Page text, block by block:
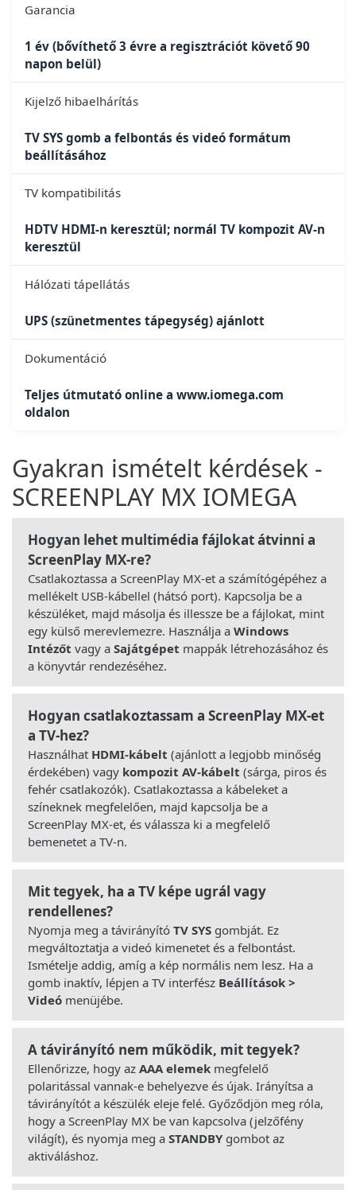
Garancia
1 év (bővíthető 3 évre a regisztrációt követő 90
napon belül)
Kijelző hibaelhárítás
TV SYS gomb a felbontás és videó formátum
beállításához
TV kompatibilitás
HDTV HDMI-n keresztül; normál TV kompozit AV-n
keresztül
Hálózati tápellátás
UPS (szünetmentes tápegység) ajánlott
Dokumentáció
Teljes útmutató online a www.iomega.com
oldalon
Gyakran ismételt kérdések -
SCREENPLAY MX IOMEGA
Hogyan lehet multimédia fájlokat átvinni a
ScreenPlay MX-re?
Csatlakoztassa a ScreenPlay MX-et a számítógépéhez a
mellékelt USB-kábellel (hátsó port). Kapcsolja be a
készüléket, majd másolja és illessze be a fájlokat, mint
egy külső merevlemezre. Használja a Windows
Intézőt vagy a Sajátgépet mappák létrehozásához és
a könyvtár rendezéséhez.
Hogyan csatlakoztassam a ScreenPlay MX-et
a TV-hez?
Használhat HDMI-kábelt (ajánlott a legjobb minőség
érdekében) vagy kompozit AV-kábelt (sárga, piros és
fehér csatlakozók). Csatlakoztassa a kábeleket a
színeknek megfelelően, majd kapcsolja be a
ScreenPlay MX-et, és válassza ki a megfelelő
bemenetet a TV-n.
Mit tegyek, ha a TV képe ugrál vagy
rendellenes?
Nyomja meg a távirányító TV SYS gombját. Ez
megváltoztatja a videó kimenetet és a felbontást.
Ismételje addig, amíg a kép normális nem lesz. Ha a
gomb inaktív, lépjen a TV interfész Beállítások >
Videó menüjébe.
A távirányító nem működik, mit tegyek?
Ellenőrizze, hogy az AAA elemek megfelelő
polaritással vannak-e behelyezve és újak. Irányítsa a
távirányítót a készülék eleje felé. Győződjön meg róla,
hogy a ScreenPlay MX be van kapcsolva (jelzőfény
világít), és nyomja meg a STANDBY gombot az
aktiváláshoz.